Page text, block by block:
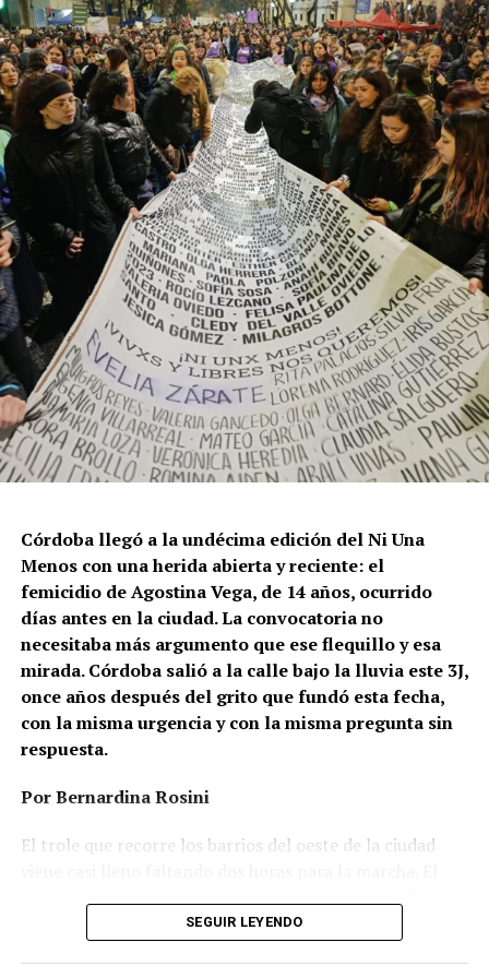
abajo. Viaje en barco de MU desde el bajo delta
bonaerense, para conocer y escuchar a isleños,
productores, docentes, ambientalistas y vecinos que
resisten otra avanzada sobre un territorio en disputa.
Por Francisco Pandolfi
Gonzalo Giles, pensador y
Descargar la Mu en PDF
Ganar la vida: La historia de (no)
Su hijo Ciro tenía 120 veces más agrotóxicos que lo
Córdoba llegó a la undécima edición del Ni Una
Menos con una herida abierta y reciente: el
femicidio de Agostina Vega, de 14 años, ocurrido
días antes en la ciudad. La convocatoria no
necesitaba más argumento que ese flequillo y esa
mirada. Córdoba salió a la calle bajo la lluvia este 3J,
once años después del grito que fundó esta fecha,
con la misma urgencia y con la misma pregunta sin
respuesta.
Por Bernardina Rosini
El trole que recorre los barrios del oeste de la ciudad
Agostina Vega, 14 años. Era fácil intuir que será una
SEGUIR LEYENDO